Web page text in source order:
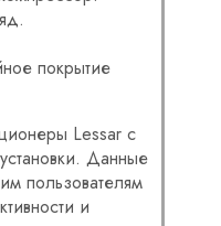
покрытие
Lessar с
Данные
пользователям
и